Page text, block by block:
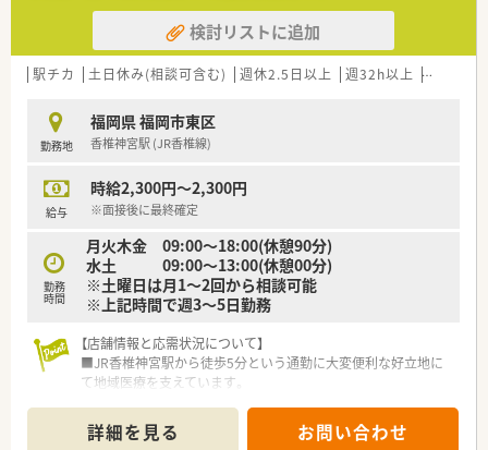
検討リストに追加
駅チカ 土日休み(相談可含む) 週休2.5日以上 週32h以上 ブランク
勤務地
福岡県 福岡市東区
香椎神宮駅 (JR香椎線)
給与
時給2,300円～2,300円
※面接後に最終確定
勤務
時間
月火木金 09:00～18:00(休憩90分)
水土 09:00～13:00(休憩00分)
※土曜日は月1～2回から相談可能
※上記時間で週3～5日勤務
【店舗情報と応需状況について】
■JR香椎神宮駅から徒歩5分という通勤に大変便利な好立地に
て地域医療を支えています。
から50枚ほど応需しています。
■基本は2名体制を維持して業務を行いますが瞬間的に薬剤師1
詳細を見る お問い合わせ